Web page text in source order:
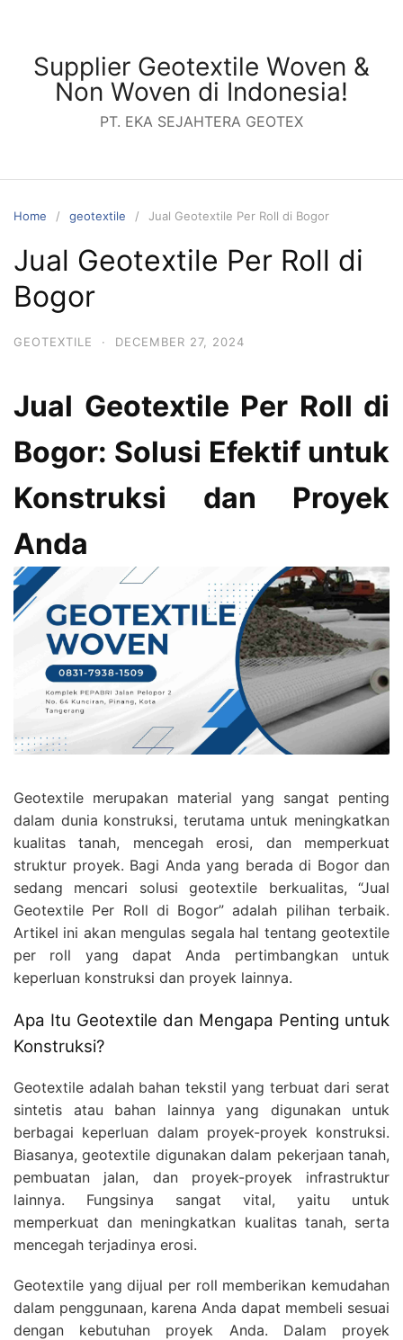
contentSupplier Geotextile Woven &
Non Woven di Indonesia!
PT. EKA SEJAHTERA GEOTEX
Home geotextile Jual Geotextile Per Roll di Bogor
Jual Geotextile Per Roll di
Bogor
GEOTEXTILE · DECEMBER 27, 2024
Jual Geotextile Per Roll di
Bogor: Solusi Efektif untuk
Konstruksi dan Proyek
Anda
Geotextile merupakan material yang sangat penting
dalam dunia konstruksi, terutama untuk meningkatkan
kualitas tanah, mencegah erosi, dan memperkuat
struktur proyek. Bagi Anda yang berada di Bogor dan
sedang mencari solusi geotextile berkualitas, “Jual
Geotextile Per Roll di Bogor” adalah pilihan terbaik.
Artikel ini akan mengulas segala hal tentang geotextile
per roll yang dapat Anda pertimbangkan untuk
keperluan konstruksi dan proyek lainnya.
Apa Itu Geotextile dan Mengapa Penting untuk
Konstruksi?
Geotextile adalah bahan tekstil yang terbuat dari serat
sintetis atau bahan lainnya yang digunakan untuk
berbagai keperluan dalam proyek-proyek konstruksi.
Biasanya, geotextile digunakan dalam pekerjaan tanah,
pembuatan jalan, dan proyek-proyek infrastruktur
lainnya. Fungsinya sangat vital, yaitu untuk
memperkuat dan meningkatkan kualitas tanah, serta
mencegah terjadinya erosi.
Geotextile yang dijual per roll memberikan kemudahan
dalam penggunaan, karena Anda dapat membeli sesuai
dengan kebutuhan proyek Anda. Dalam proyek